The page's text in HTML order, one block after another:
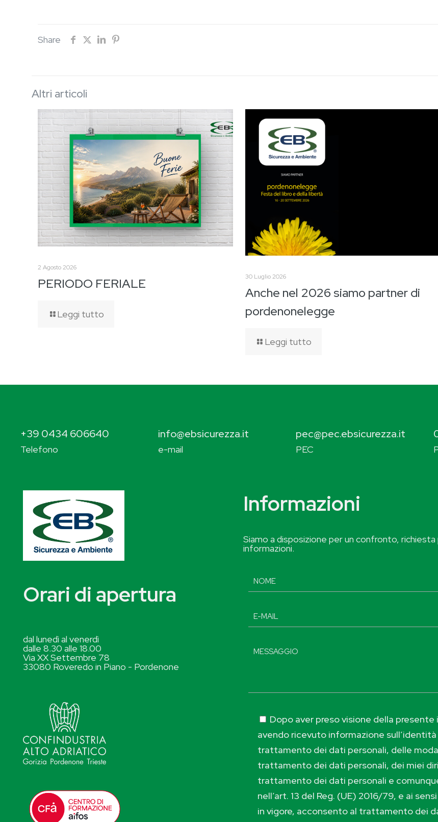
Share
Altri articoli
2 Agosto 2026
PERIODO FERIALE
Leggi tutto
30 Luglio 2026
Anche nel 2026 siamo partner di
pordenonelegge
Leggi tutto
+39 0434 606640
Telefono
info@ebsicurezza.it
e-mail
pec@pec.ebsicurezza.it
PEC
Orari di apertura
dal lunedì al venerdì
dalle 8.30 alle 18.00
Via XX Settembre 78
33080 Roveredo in Piano - Pordenone
Informazioni
Siamo a disposizione per un confronto,
informazioni.
Dopo aver preso visione della
avendo ricevuto informazione
trattamento dei dati personali, delle
trattamento dei dati personali, dei miei
trattamento dei dati personali e
nell’art. 13 del Reg. (UE) 2016/79, e ai
in vigore, acconsento al trattamento dei